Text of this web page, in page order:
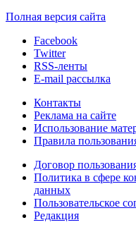
Полная версия сайта
Facebook
Twitter
RSS-ленты
E-mail рассылка
Контакты
Реклама на сайте
Использование
Правила
Договор
Политика в сфере
данных
Пользовательское
Редакция